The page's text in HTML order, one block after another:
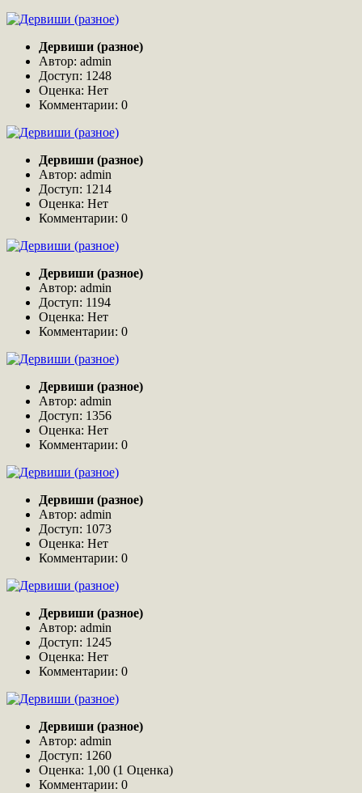
Дервиши (разное)
Автор: admin
Доступ: 1248
Оценка: Нет
Комментарии: 0
Дервиши (разное)
Автор: admin
Доступ: 1214
Оценка: Нет
Комментарии: 0
Дервиши (разное)
Автор: admin
Доступ: 1194
Оценка: Нет
Комментарии: 0
Дервиши (разное)
Автор: admin
Доступ: 1356
Оценка: Нет
Комментарии: 0
Дервиши (разное)
Автор: admin
Доступ: 1073
Оценка: Нет
Комментарии: 0
Дервиши (разное)
Автор: admin
Доступ: 1245
Оценка: Нет
Комментарии: 0
Дервиши (разное)
Автор: admin
Доступ: 1260
Оценка: 1,00 (1 Оценка)
Комментарии: 0